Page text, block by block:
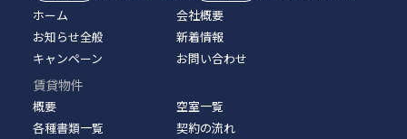
ホーム
会社概要
お知らせ全般
新着情報
キャンペーン
お問い合わせ
賃貸物件
概要
空室一覧
各種書類一覧
契約の流れ